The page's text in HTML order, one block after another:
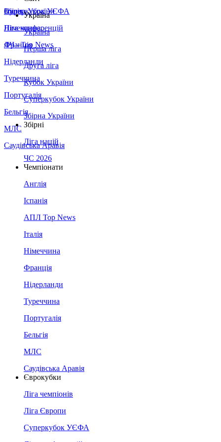
Збірна України
Італія
Німеччина
Франція
Нідерланди
Туреччина
Португалія
Бельгія
МЛС
Саудівська Аравія
Суперкубок УЄФА
Ліга конференцій
ЛЧ - Top News
Україна
Україна
Перша ліга
Друга ліга
Кубок України
Суперкубок України
Збірна України
Збірні
Ліга націй
ЧС 2026
Чемпіонати
Англія
Іспанія
АПЛ Top News
Італія
Німеччина
Франція
Нідерланди
Туреччина
Португалія
Бельгія
МЛС
Саудівська Аравія
Єврокубки
Ліга чемпіонів
Ліга Європи
Суперкубок УЄФА